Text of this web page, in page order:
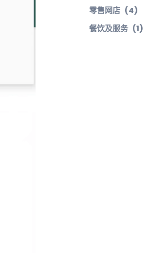
零售网店 (4)
餐饮及服务 (1)